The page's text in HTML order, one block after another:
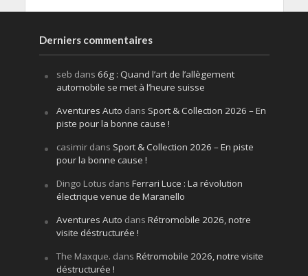
Derniers commentaires
seb dans 66g : Quand l’art de l’allègement
automobile se met à l’heure suisse
Aventures Auto dans Sport & Collection 2026 – En
piste pour la bonne cause !
casimirdans Sport & Collection 2026 – En piste
pour la bonne cause !
Dingo Lotus dans Ferrari Luce : La révolution
électrique venue de Maranello
Aventures Auto dans Rétromobile 2026, notre
visite déstructurée !
The Maxque. dans Rétromobile 2026, notre visite
déstructurée !